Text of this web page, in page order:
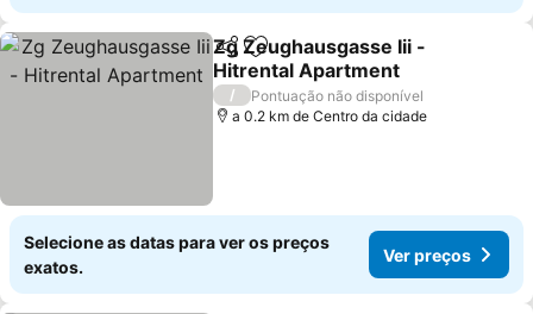
PartilharAdicionar aos favoritos
Zg Zeughausgasse Iii -
Hitrental Apartment
Ver preços
/
Pontuação não disponível
a 0.2 km de Centro da cidade
Selecione as datas para ver os preços
exatos.
Ver preços